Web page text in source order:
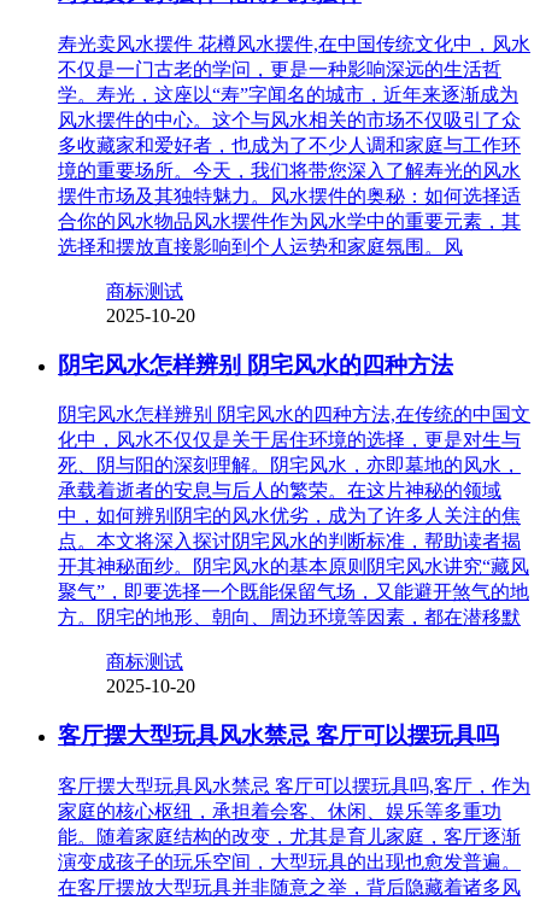
寿光卖风水摆件 花樽风水摆件,在中国传统文化中，风水
不仅是一门古老的学问，更是一种影响深远的生活哲
学。寿光，这座以“寿”字闻名的城市，近年来逐渐成为
风水摆件的中心。这个与风水相关的市场不仅吸引了众
多收藏家和爱好者，也成为了不少人调和家庭与工作环
境的重要场所。今天，我们将带您深入了解寿光的风水
摆件市场及其独特魅力。风水摆件的奥秘：如何选择适
合你的风水物品风水摆件作为风水学中的重要元素，其
选择和摆放直接影响到个人运势和家庭氛围。风
商标测试
2025-10-20
阴宅风水怎样辨别 阴宅风水的四种方法
阴宅风水怎样辨别 阴宅风水的四种方法,在传统的中国文
化中，风水不仅仅是关于居住环境的选择，更是对生与
死、阴与阳的深刻理解。阴宅风水，亦即墓地的风水，
承载着逝者的安息与后人的繁荣。在这片神秘的领域
中，如何辨别阴宅的风水优劣，成为了许多人关注的焦
点。本文将深入探讨阴宅风水的判断标准，帮助读者揭
开其神秘面纱。阴宅风水的基本原则阴宅风水讲究“藏风
聚气”，即要选择一个既能保留气场，又能避开煞气的地
方。阴宅的地形、朝向、周边环境等因素，都在潜移默
商标测试
2025-10-20
客厅摆大型玩具风水禁忌 客厅可以摆玩具吗
客厅摆大型玩具风水禁忌 客厅可以摆玩具吗,客厅，作为
家庭的核心枢纽，承担着会客、休闲、娱乐等多重功
能。随着家庭结构的改变，尤其是育儿家庭，客厅逐渐
演变成孩子的玩乐空间，大型玩具的出现也愈发普遍。
在客厅摆放大型玩具并非随意之举，背后隐藏着诸多风